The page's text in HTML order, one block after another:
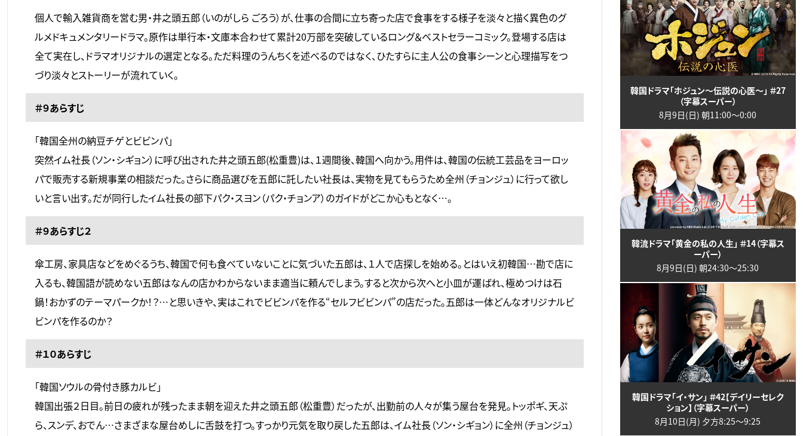
個人で輸入雑貨商を営む男・井之頭五郎（いのがしら ごろう）が、仕事の合間に立ち寄った店で食事をする様子を淡々と描く異色のグ
ルメドキュメンタリードラマ。原作は単行本・文庫本合わせて累計20万部を突破しているロング＆ベストセラーコミック。登場する店は
全て実在し、ドラマオリジナルの選定となる。ただ料理のうんちくを述べるのではなく、ひたすらに主人公の食事シーンと心理描写をつ
づり淡々とストーリーが流れていく。
＃９あらすじ
「韓国全州の納豆チゲとビビンパ」
突然イム社長（ソン・シギョン）に呼び出された井之頭五郎(松重豊)は、１週間後、韓国へ向かう。用件は、韓国の伝統工芸品をヨーロッ
パで販売する新規事業の相談だった。さらに商品選びを五郎に託したい社長は、実物を見てもらうため全州（チョンジュ）に行って欲し
いと言い出す。だが同行したイム社長の部下パク・スヨン（パク・チョンア）のガイドがどこか心もとなく…。
＃９あらすじ２
傘工房、家具店などをめぐるうち、韓国で何も食べていないことに気づいた五郎は、１人で店探しを始める。とはいえ初韓国…勘で店に
入るも、韓国語が読めない五郎はなんの店かわからないまま適当に頼んでしまう。すると次から次へと小皿が運ばれ、極めつけは石
鍋！おかずのテーマパークか！？…と思いきや、実はこれでビビンパを作る“セルフビビンパ”の店だった。五郎は一体どんなオリジナルビ
ビンパを作るのか？
＃１０あらすじ
「韓国ソウルの骨付き豚カルビ」
韓国出張２日目。前日の疲れが残ったまま朝を迎えた井之頭五郎（松重豊）だったが、出勤前の人々が集う屋台を発見。トッポギ、天ぷ
ら、スンデ、おでん…さまざまな屋台めしに舌鼓を打つ。すっかり元気を取り戻した五郎は、イム社長（ソン・シギョン）に全州（チョンジュ）
韓国ドラマ「ホジュン～伝説の心医～」 ＃27
（字幕スーパー）
8月9日(日) 朝11:00〜0:00
韓流ドラマ「黄金の私の人生」 ＃14（字幕ス
ーパー）
8月9日(日) 朝24:30〜25:30
韓国ドラマ「イ・サン」 ＃42【デイリーセレク
ション】（字幕スーパー）
8月10日(月) 夕方8:25〜9:25